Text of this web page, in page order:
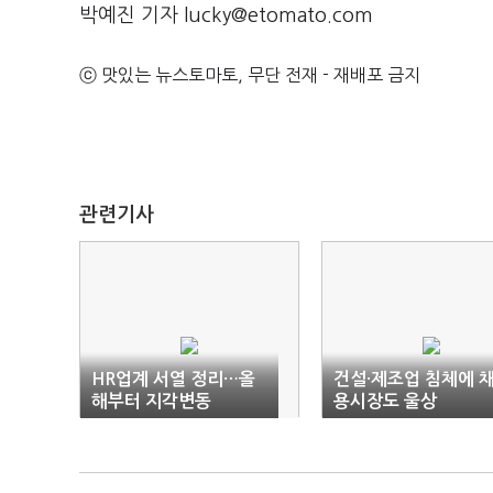
박예진 기자 lucky@etomato.com
ⓒ 맛있는 뉴스토마토, 무단 전재 - 재배포 금지
관련기사
HR업계 서열 정리…올
해부터 지각변동
건설·제조업 침체에
용시장도 울상